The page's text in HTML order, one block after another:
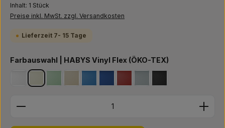
Inhalt: 1 Stück
Preise inkl. MwSt. zzgl. Versandkosten
Lieferzeit 7- 15 Tage
Farbauswahl | HABYS Vinyl Flex (ÖKO-TEX)
weiß elfenbeinhellgrün *** Bestseller ***
beige *** Bestseller ***
blau navy blau *** Bestseller ***
rot grau schwarz
Produkt Anzahl: Gib den gewünschten Wert ein